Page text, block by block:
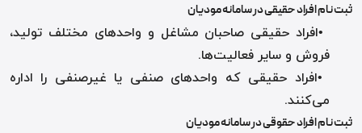
ثبت نام افراد حقیقی در سامانه مودیان
•افراد حقیقی صاحبان مشاغل و واحدهای مختلف تولید،
فروش و سایر فعالیت‌ها.
•افراد حقیقی که واحدهای صنفی یا غیرصنفی را اداره
می‌کنند.
ثبت نام افراد حقوقی در سامانه مودیان